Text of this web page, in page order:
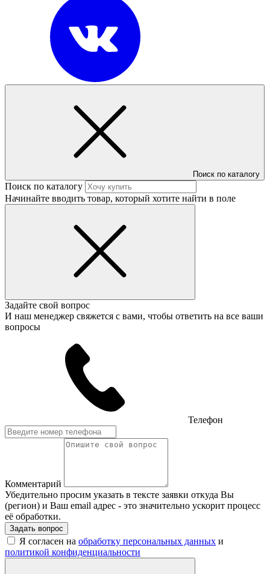
Поиск по каталогу
Поиск по каталогу
Начинайте вводить товар, который хотите найти в поле
Задайте свой вопрос
И наш менеджер свяжется с вами, чтобы ответить на все ваши
вопросы
Телефон
Комментарий
Убедительно просим указать в тексте заявки откуда Вы
(регион) и Ваш email адрес - это значительно ускорит процесс
её обработки.
Задать вопрос
Я согласен на обработку персональных данных и
политикой конфиденциальности